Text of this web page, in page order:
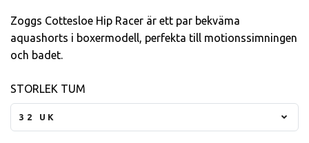
Zoggs Cottesloe Hip Racer är ett par bekväma
aquashorts i boxermodell, perfekta till motionssimningen
och badet.
STORLEK TUM
32 UK